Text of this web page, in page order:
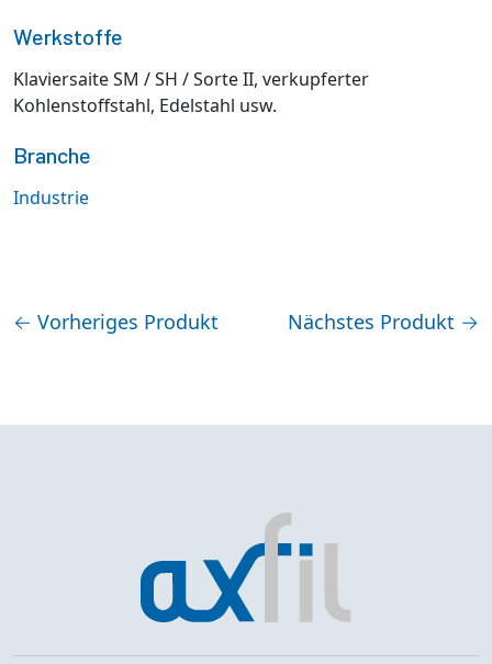
Werkstoffe
Klaviersaite SM / SH / Sorte II, verkupferter
Kohlenstoffstahl, Edelstahl usw.
Branche
Industrie
← Vorheriges Produkt Nächstes Produkt →